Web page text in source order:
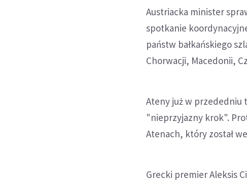
Austriacka minister
spotkanie
państw bałkańskiego
Chorwacji, Macedonii,
Ateny już w przededniu
"nieprzyjazny krok".
Atenach, który został
Grecki premier Aleksis